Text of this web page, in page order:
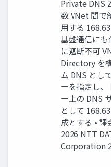
Private DNS
数 VNet 間で
用する
基盤通信にも
に遮断不可
Directory を
ム DNS とし
ーを指定し、
ー上の DNS
として
成とする • 課
2026 NTT
Corporation